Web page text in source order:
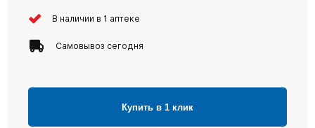
В наличии в 1 аптеке
Самовывоз сегодня
Купить в 1 клик